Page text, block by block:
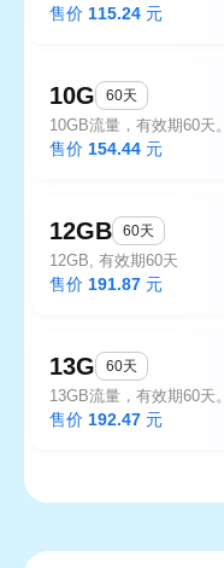
售价 115.24 元
10G 60天
10GB流量，有效期60天。
售价 154.44 元
12GB 60天
12GB, 有效期60天
售价 191.87 元
13G 60天
13GB流量，有效期60天。
售价 192.47 元